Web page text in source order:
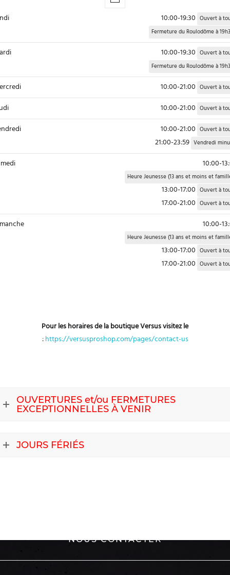
10:00-19:30 Ouvert à
Fermeture du Roulodôme à
10:00-19:30 Ouvert à
Fermeture du Roulodôme à
10:00-21:00 Ouvert à
10:00-21:00 Ouvert à
10:00-21:00 Ouvert à
21:00-23:59 Vendredi
10:00-
Heure Jeunesse (13 ans et moins et
13:00-17:00 Ouvert à
17:00-21:00 Ouvert à
10:00-
Heure Jeunesse (13 ans et moins et
13:00-17:00 Ouvert à
17:00-21:00 Ouvert à
Pour les horaires de la boutique Versus visitez le
:https://versusproshop.com/pages/contact-us
OUVERTURES et/ou FERMETURES
EXCEPTIONNELLES À VENIR
JOURS FÉRIÉS
NOUS CONTACTER